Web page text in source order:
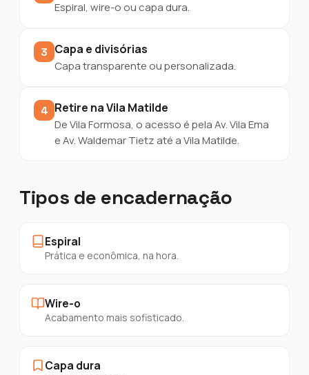
Espiral, wire-o ou capa dura.
3 Capa e divisórias
Capa transparente ou personalizada.
4 Retire na Vila Matilde
De Vila Formosa, o acesso é pela Av. Vila Ema
e Av. Waldemar Tietz até a Vila Matilde.
Tipos de encadernação
Espiral
Prática e econômica, na hora.
Wire-o
Acabamento mais sofisticado.
Capa dura